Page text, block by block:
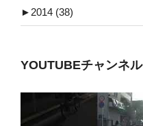
► 2014 (38)
YOUTUBEチャンネル